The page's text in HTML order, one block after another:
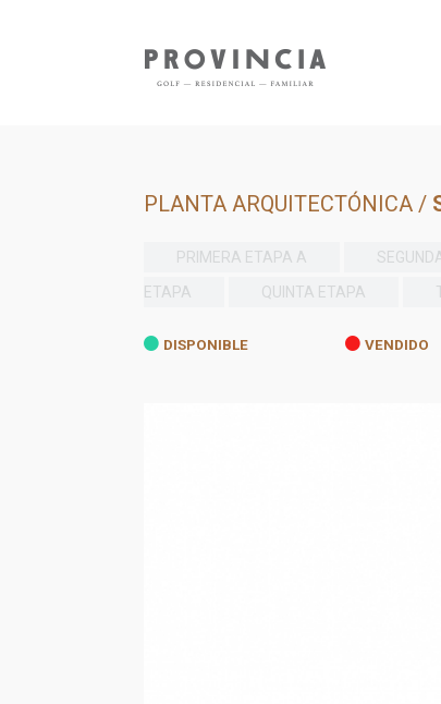
PLANTA ARQUITECTÓNICA /
PRIMERA ETAPA A
ETAPA
QUINTA ETAPA
DISPONIBLE VENDIDO